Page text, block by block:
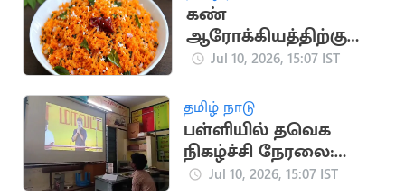
கண்
ஆரோக்கியத்திற்கு
சிறந்த காய்கறி
Jul 10, 2026, 15:07 IST
தமிழ் நாடு
பள்ளியில் தவெக
நிகழ்ச்சி நேரலை:
தலைமை ஆசிரியை
Jul 10, 2026, 15:07 IST